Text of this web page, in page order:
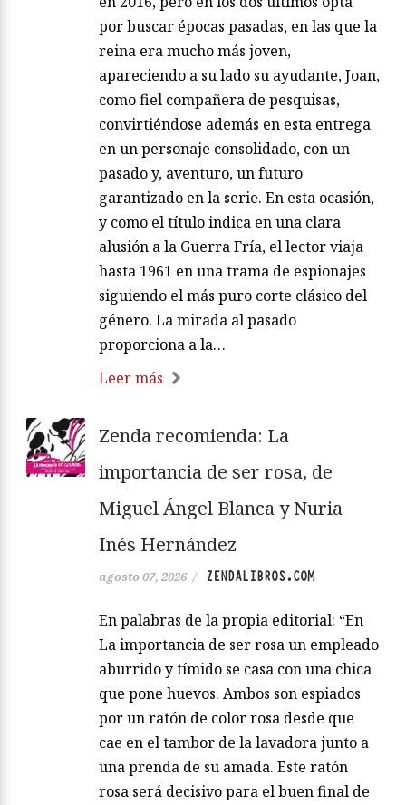
por buscar épocas pasadas, en las que la
reina era mucho más joven,
apareciendo a su lado su ayudante, Joan,
como fiel compañera de pesquisas,
convirtiéndose además en esta entrega
en un personaje consolidado, con un
pasado y, aventuro, un futuro
garantizado en la serie. En esta ocasión,
y como el título indica en una clara
alusión a la Guerra Fría, el lector viaja
hasta 1961 en una trama de espionajes
siguiendo el más puro corte clásico del
género. La mirada al pasado
proporciona a la…
Leer más
Zenda recomienda: La
importancia de ser rosa, de
Miguel Ángel Blanca y Nuria
Inés Hernández
agosto 07, 2026 / ZENDALIBROS.COM
En palabras de la propia editorial: “En
La importancia de ser rosa un empleado
aburrido y tímido se casa con una chica
que pone huevos. Ambos son espiados
por un ratón de color rosa desde que
cae en el tambor de la lavadora junto a
una prenda de su amada. Este ratón
rosa será decisivo para el buen final de